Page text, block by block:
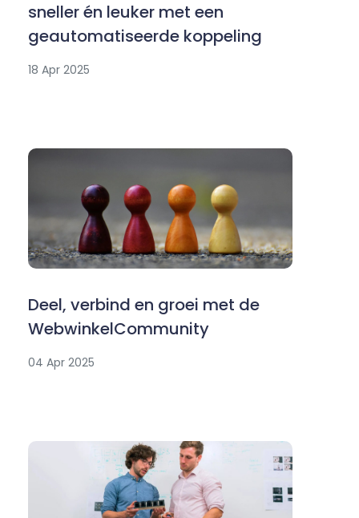
sneller én leuker met een
geautomatiseerde koppeling
18 Apr 2025
Deel, verbind en groei met de
WebwinkelCommunity
04 Apr 2025